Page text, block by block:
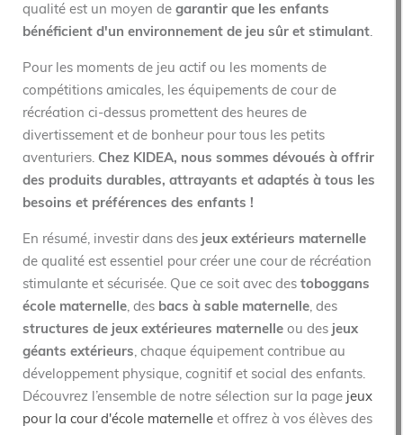
qualité est un moyen de garantir que les enfants
bénéficient d'un environnement de jeu sûr et stimulant.
Pour les moments de jeu actif ou les moments de
compétitions amicales, les équipements de cour de
récréation ci-dessus promettent des heures de
divertissement et de bonheur pour tous les petits
aventuriers. Chez KIDEA, nous sommes dévoués à offrir
des produits durables, attrayants et adaptés à tous les
besoins et préférences des enfants !
En résumé, investir dans des jeux extérieurs maternelle
de qualité est essentiel pour créer une cour de récréation
stimulante et sécurisée. Que ce soit avec des toboggans
école maternelle, des bacs à sable maternelle, des
structures de jeux extérieures maternelle ou des jeux
géants extérieurs, chaque équipement contribue au
développement physique, cognitif et social des enfants.
Découvrez l’ensemble de notre sélection sur la page jeux
pour la cour d'école maternelle et offrez à vos élèves des